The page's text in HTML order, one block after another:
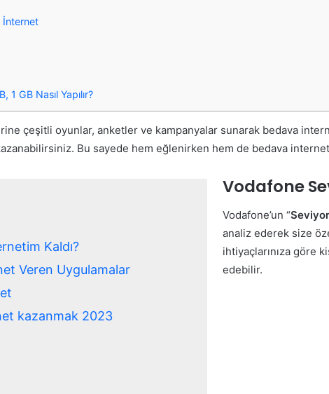
İnternet
GB Nasıl Yapılır?
çeşitli oyunlar, anketler ve kampanyalar sunarak bedava
Bu sayede hem eğlenirken hem de bedava
Kaldı?
Veren Uygulamalar
kazanmak 2023
Vodafone
Vodafone’un “
analiz ederek size
ihtiyaçlarınıza göre
edebilir.